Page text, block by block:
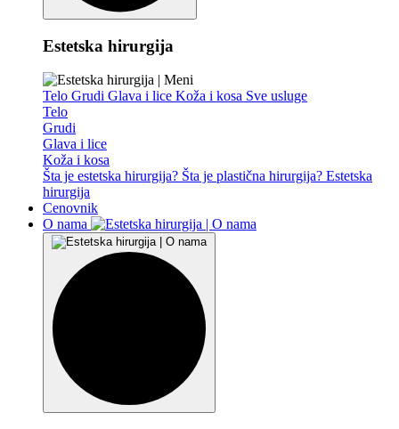
Estetska hirurgija
Telo Grudi Glava i lice Koža i kosa Sve usluge
Telo
Grudi
Glava i lice
Koža i kosa
Šta je estetska hirurgija? Šta je plastična hirurgija? Estetska
hirurgija
Cenovnik
O nama